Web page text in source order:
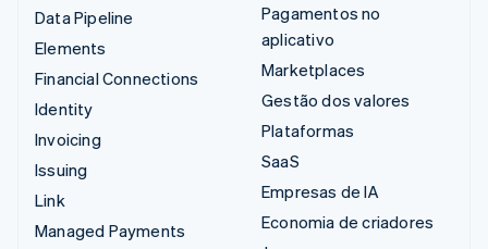
Data Pipeline
Elements
Financial Connections
Identity
Invoicing
Issuing
Link
Managed Payments
Pagamentos no
aplicativo
Marketplaces
Gestão dos valores
Plataformas
SaaS
Empresas de IA
Economia de criadores